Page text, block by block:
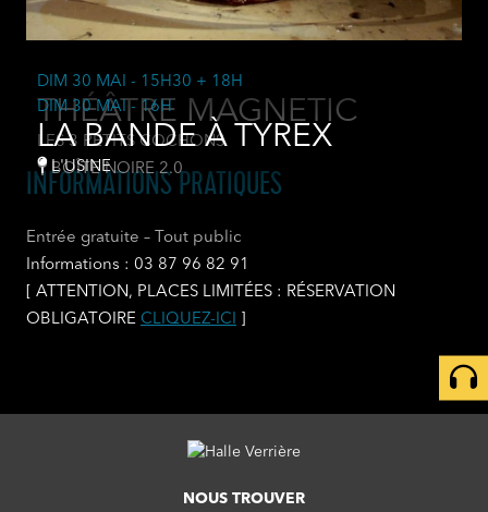
DIM 30 MAI - 15H30 + 18H
THÉÂTRE MAGNETIC
LES 3 PETITS COCHONS
BOÎTE NOIRE 2.0
DIM 30 MAI - 16H
LA BANDE À TYREX
L'USINE
INFORMATIONS PRATIQUES
Entrée gratuite – Tout public
Informations : 03 87 96 82 91
[ ATTENTION, PLACES LIMITÉES : RÉSERVATION
OBLIGATOIRE CLIQUEZ-ICI
NOUS TROUVER